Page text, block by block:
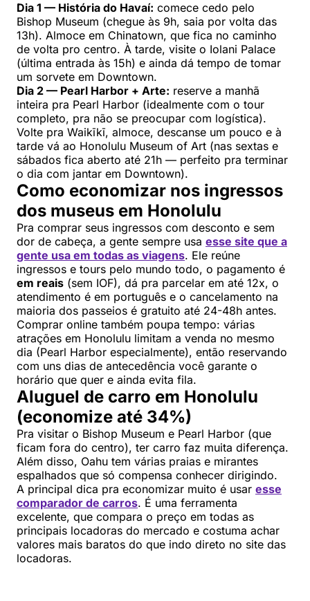
Dia 1 — História do Havaí: comece cedo pelo
Bishop Museum (chegue às 9h, saia por volta das
13h). Almoce em Chinatown, que fica no caminho
de volta pro centro. À tarde, visite o Iolani Palace
(última entrada às 15h) e ainda dá tempo de tomar
um sorvete em Downtown.
Dia 2 — Pearl Harbor + Arte: reserve a manhã
inteira pra Pearl Harbor (idealmente com o tour
completo, pra não se preocupar com logística).
Volte pra Waikīkī, almoce, descanse um pouco e à
tarde vá ao Honolulu Museum of Art (nas sextas e
sábados fica aberto até 21h — perfeito pra terminar
o dia com jantar em Downtown).
Como economizar nos ingressos
dos museus em Honolulu
Pra comprar seus ingressos com desconto e sem
dor de cabeça, a gente sempre usa esse site que a
gente usa em todas as viagens. Ele reúne
ingressos e tours pelo mundo todo, o pagamento é
em reais (sem IOF), dá pra parcelar em até 12x, o
atendimento é em português e o cancelamento na
maioria dos passeios é gratuito até 24-48h antes.
Comprar online também poupa tempo: várias
atrações em Honolulu limitam a venda no mesmo
dia (Pearl Harbor especialmente), então reservando
com uns dias de antecedência você garante o
horário que quer e ainda evita fila.
Aluguel de carro em Honolulu
(economize até 34%)
Pra visitar o Bishop Museum e Pearl Harbor (que
ficam fora do centro), ter carro faz muita diferença.
Além disso, Oahu tem várias praias e mirantes
espalhados que só compensa conhecer dirigindo.
A principal dica pra economizar muito é usar esse
comparador de carros. É uma ferramenta
excelente, que compara o preço em todas as
principais locadoras do mercado e costuma achar
valores mais baratos do que indo direto no site das
locadoras.